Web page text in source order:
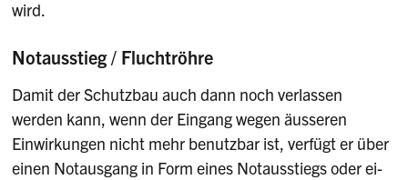
wird.
Notausstieg / Fluchtröhre
Damit der Schutzbau auch dann noch verlassen
werden kann, wenn der Eingang wegen äusseren
Einwirkungen nicht mehr benutzbar ist, verfügt er über
einen Notausgang in Form eines Notausstiegs oder ei­